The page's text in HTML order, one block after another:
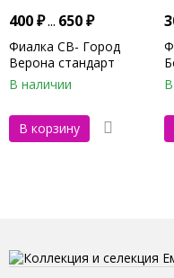
400₽... 650₽
Фиалка СВ- Город
Верона стандарт
НОВИНКА 2019г
В наличии
В корзину